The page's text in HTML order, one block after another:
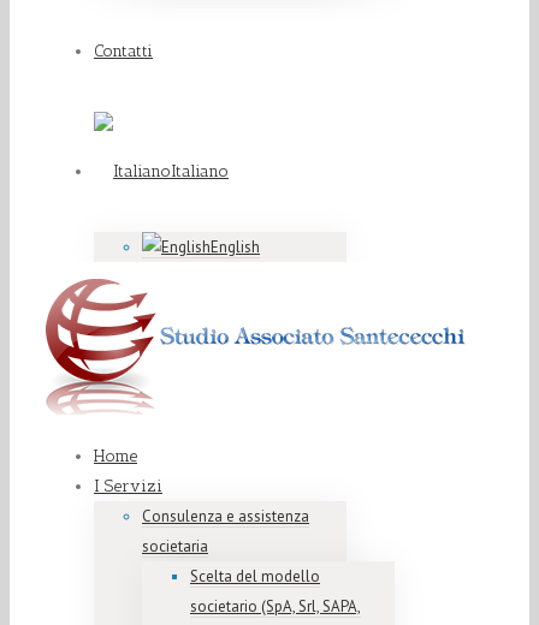
Contatti
Italiano
English
Home
I Servizi
Consulenza e assistenza
societaria
Scelta del modello
societario (SpA, Srl, SAPA,